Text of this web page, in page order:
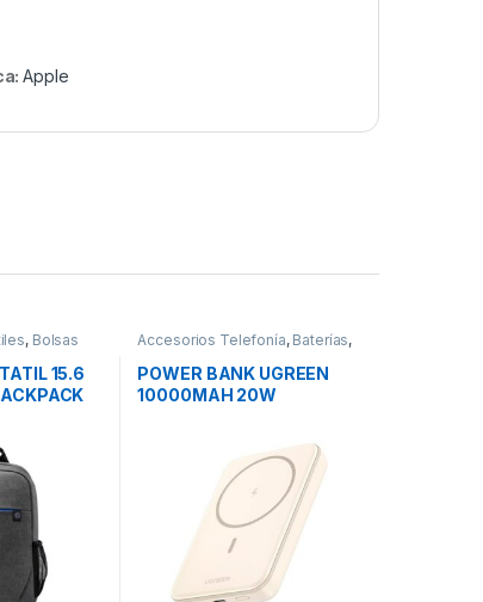
Apple
, Bolsas
15.6
Accesorios Telefonía, Baterías,
POWER BANK UGREEN
10000MAH 20W